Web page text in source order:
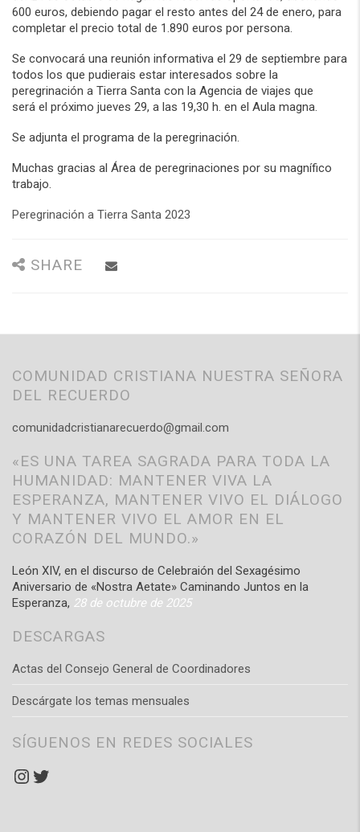
600 euros, debiendo pagar el resto antes del 24 de enero, para
completar el precio total de 1.890 euros por persona.
Se convocará una reunión informativa el 29 de septiembre para
todos los que pudierais estar interesados sobre la
peregrinación a Tierra Santa con la Agencia de viajes que
será el próximo jueves 29, a las 19,30 h. en el Aula magna.
Se adjunta el programa de la peregrinación.
Muchas gracias al Área de peregrinaciones por su magnífico
trabajo.
Peregrinación a Tierra Santa 2023
SHARE
COMUNIDAD CRISTIANA NUESTRA SEÑORA
DEL RECUERDO
comunidadcristianarecuerdo@gmail.com
«ES UNA TAREA SAGRADA PARA TODA LA
HUMANIDAD: MANTENER VIVA LA
ESPERANZA, MANTENER VIVO EL DIÁLOGO
Y MANTENER VIVO EL AMOR EN EL
CORAZÓN DEL MUNDO.»
León XIV, en el discurso de Celebraión del Sexagésimo
Aniversario de «Nostra Aetate» Caminando Juntos en la
Esperanza, 28 de octubre de 2025
DESCARGAS
Actas del Consejo General de Coordinadores
Descárgate los temas mensuales
SÍGUENOS EN REDES SOCIALES
Instagram
Twitter